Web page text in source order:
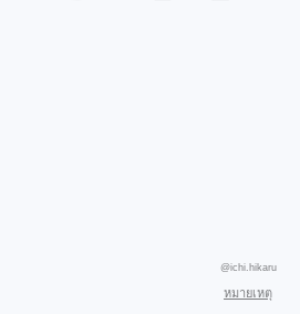
@ichi.hikaru
หมายเหตุ